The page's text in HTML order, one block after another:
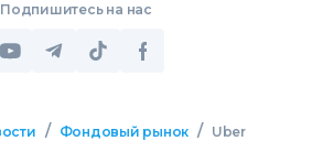
Подпишитесь на нас
/ Фондовый рынок /
Uber